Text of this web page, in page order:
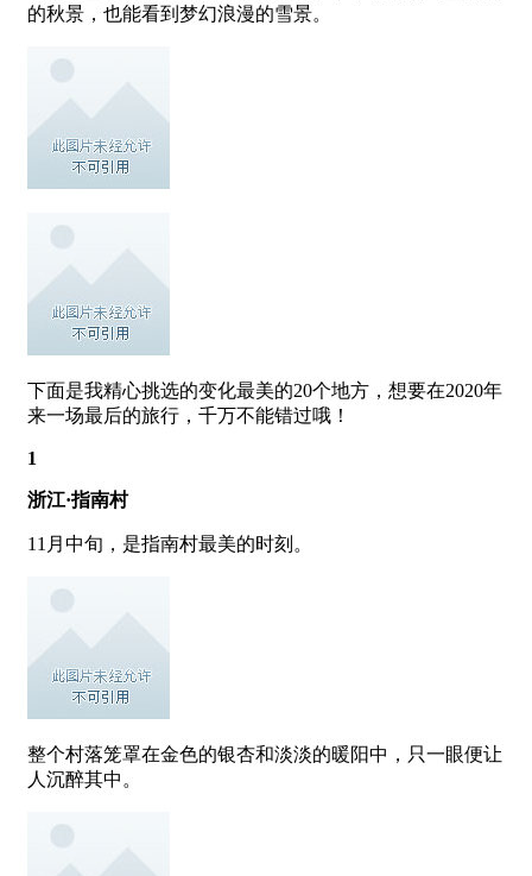
的秋景，也能看到梦幻浪漫的雪景。
下面是我精心挑选的变化最美的20个地方，想要在2020年
来一场最后的旅行，千万不能错过哦！
1
浙江·指南村
11月中旬，是指南村最美的时刻。
整个村落笼罩在金色的银杏和淡淡的暖阳中，只一眼便让
人沉醉其中。